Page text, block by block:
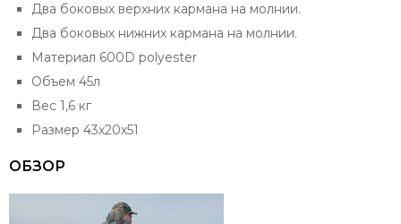
Два боковых верхних кармана на молнии.
Два боковых нижних кармана на молнии.
Материал 600D polyester
Объем 45л
Вес 1,6 кг
Размер 43х20х51
ОБЗОР